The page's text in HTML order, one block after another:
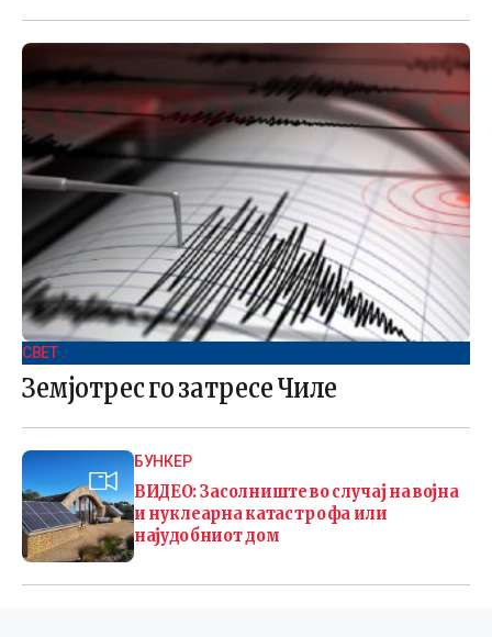
СВЕТ .
Земјотрес го затресе Чиле
БУНКЕР
ВИДЕО: Засолниште во случај на војна
и нуклеарна катастрофа или
најудобниот дом